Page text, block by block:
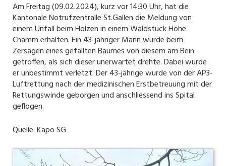
Am Freitag (09.02.2024), kurz vor 14:30 Uhr, hat die
Kantonale Notrufzentralle St.Gallen die Meldung von
einem Unfall beim Holzen in einem Waldstück Höhe
Chamm erhalten. Ein 43-jähriger Mann wurde beim
Zersägen eines gefällten Baumes von diesem am Bein
getroffen, als sich dieser unerwartet drehte. Dabei wurde
er unbestimmt verletzt. Der 43-jährige wurde von der AP3-
Luftrettung nach der medizinischen Erstbetreuung mit der
Rettungswinde geborgen und anschliessend ins Spital
geflogen.
Quelle: Kapo SG